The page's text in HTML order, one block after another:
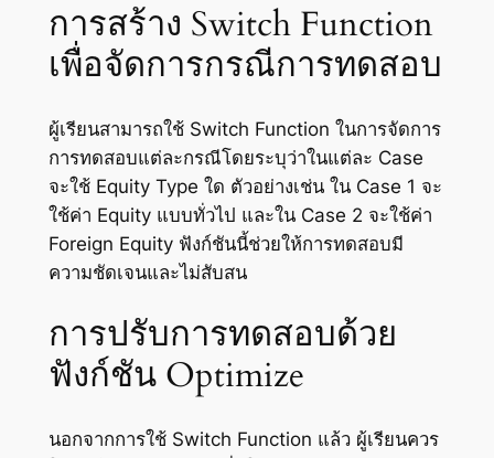
การสร้าง Switch Function
เพื่อจัดการกรณีการทดสอบ
ผู้เรียนสามารถใช้ Switch Function ในการจัดการ
การทดสอบแต่ละกรณีโดยระบุว่าในแต่ละ Case
จะใช้ Equity Type ใด ตัวอย่างเช่น ใน Case 1 จะ
ใช้ค่า Equity แบบทั่วไป และใน Case 2 จะใช้ค่า
Foreign Equity ฟังก์ชันนี้ช่วยให้การทดสอบมี
ความชัดเจนและไม่สับสน
การปรับการทดสอบด้วย
ฟังก์ชัน Optimize
นอกจากการใช้ Switch Function แล้ว ผู้เรียนควร